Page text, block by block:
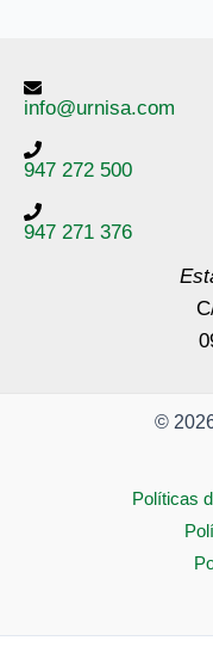
info@urnisa.com
947 272 500
947 271 376
©
Políticas